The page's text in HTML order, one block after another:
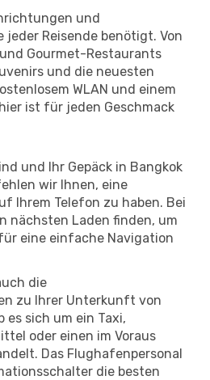
und
Reisende benötigt. Von
Gourmet-Restaurants
und die neuesten
WLAN und einem
ist für jeden Geschmack
und Ihr Gepäck in Bangkok
wir Ihnen, eine
Ihrem Telefon zu haben. Bei
nächsten Laden finden, um
eine einfache Navigation
die
zu Ihrer Unterkunft von
es sich um ein Taxi,
oder einen im Voraus
Das Flughafenpersonal
die besten